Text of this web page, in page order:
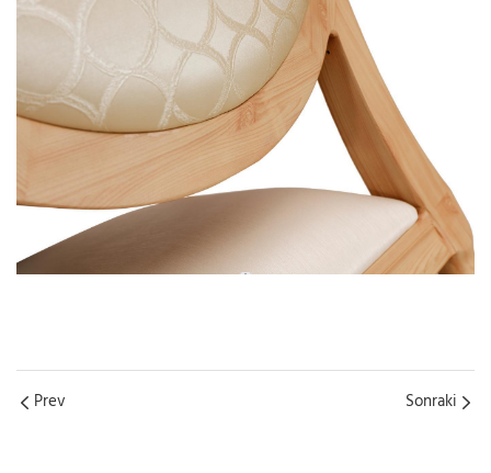
Prev Sonraki